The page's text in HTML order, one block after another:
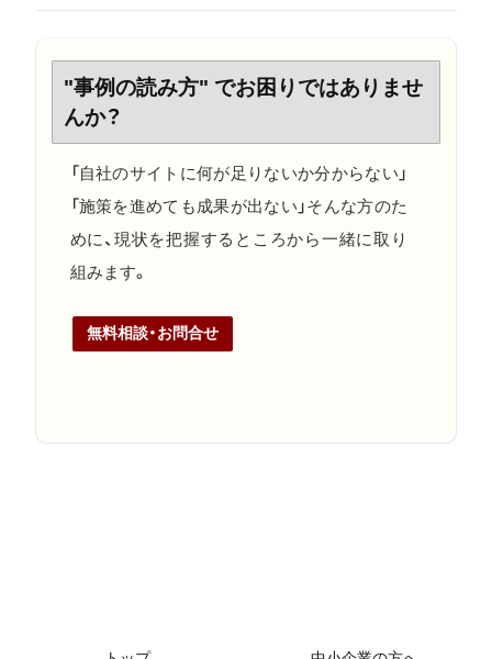
"事例の読み方" でお困りではありませ
んか？
「自社のサイトに何が足りないか分からない」
「施策を進めても成果が出ない」そんな方のた
めに、現状を把握するところから一緒に取り
組みます。
無料相談・お問合せ